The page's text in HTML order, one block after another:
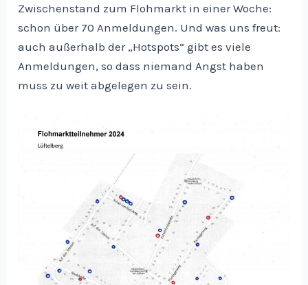
Zwischenstand zum Flohmarkt in einer Woche:
schon über 70 Anmeldungen. Und was uns freut:
auch außerhalb der „Hotspots“ gibt es viele
Anmeldungen, so dass niemand Angst haben
muss zu weit abgelegen zu sein.